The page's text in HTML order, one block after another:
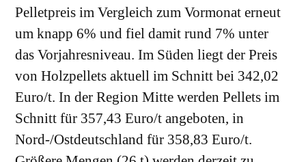
Pelletpreis im Vergleich zum Vormonat erneut
um knapp 6% und fiel damit rund 7% unter
das Vorjahresniveau. Im Süden liegt der Preis
von Holzpellets aktuell im Schnitt bei 342,02
Euro/t. In der Region Mitte werden Pellets im
Schnitt für 357,43 Euro/t angeboten, in
Nord-/Ostdeutschland für 358,83 Euro/t.